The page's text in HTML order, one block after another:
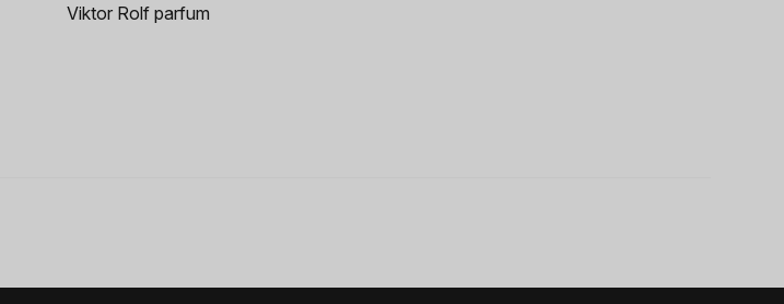
Viktor Rolf parfum